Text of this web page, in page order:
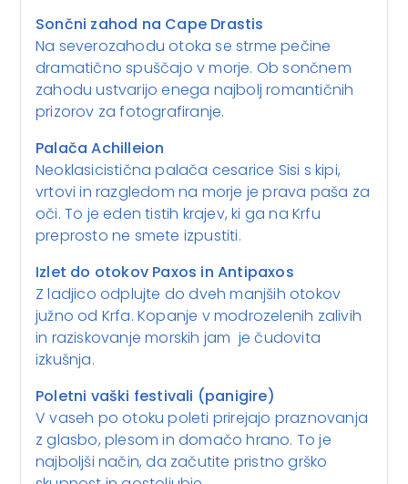
Sončni zahod na Cape Drastis
Na severozahodu otoka se strme pečine
dramatično spuščajo v morje. Ob sončnem
zahodu ustvarijo enega najbolj romantičnih
prizorov za fotografiranje.
Palača Achilleion
Neoklasicistična palača cesarice Sisi s kipi,
vrtovi in razgledom na morje je prava paša za
oči. To je eden tistih krajev, ki ga na Krfu
preprosto ne smete izpustiti.
Izlet do otokov Paxos in Antipaxos
Z ladjico odplujte do dveh manjših otokov
južno od Krfa. Kopanje v modrozelenih zalivih
in raziskovanje morskih jam je čudovita
izkušnja.
Poletni vaški festivali (panigire)
V vaseh po otoku poleti prirejajo praznovanja
z glasbo, plesom in domačo hrano. To je
najboljši način, da začutite pristno grško